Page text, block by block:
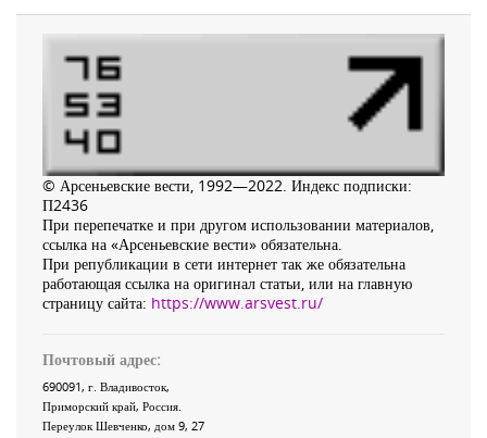
© Арсеньевские вести, 1992—2022. Индекс подписки:
П2436
При перепечатке и при другом использовании материалов,
ссылка на «Арсеньевские вести» обязательна.
При републикации в сети интернет так же обязательна
работающая ссылка на оригинал статьи, или на главную
страницу сайта: https://www.arsvest.ru/
Почтовый адрес:
690091, г. Владивосток,
Приморский край, Россия
Переулок Шевченко, дом 9, 27